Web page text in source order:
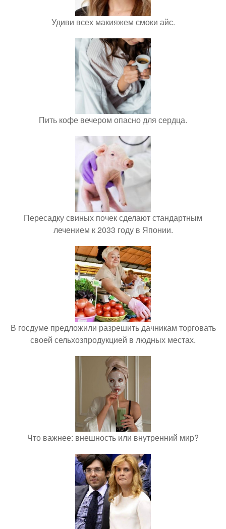
Удиви всех макияжем смоки айс.
Пить кофе вечером опасно для сердца.
Пересадку свиных почек сделают стандартным
лечением к 2033 году в Японии.
В госдуме предложили разрешить дачникам торговать
своей сельхозпродукцией в людных местах.
Что важнее: внешность или внутренний мир?